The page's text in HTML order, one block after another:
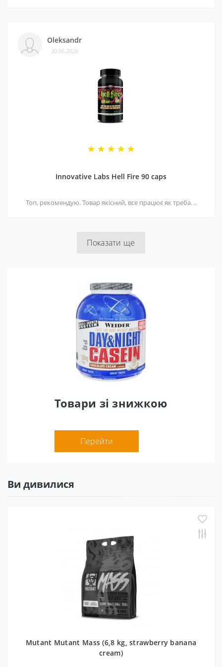
Oleksandr
20.06.2026
Innovative Labs Hell Fire 90 caps
Топ, рекомендую. Товар якісний, все працює як треба. ..
Показати ще
Товари зі знижкою
Перейти
Ви дивилися
Mutant Mutant Mass (6,8 kg, strawberry banana
cream)